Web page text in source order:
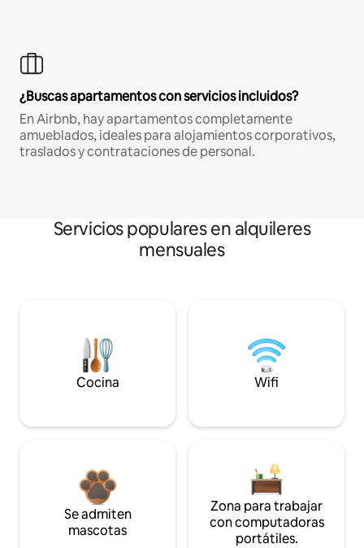
¿Buscas apartamentos con servicios incluidos?
En Airbnb, hay apartamentos completamente
amueblados, ideales para alojamientos corporativos,
traslados y contrataciones de personal.
Servicios populares en alquileres
mensuales
Cocina Wifi
Se admiten
mascotas
Zona para trabajar
con computadoras
portátiles.